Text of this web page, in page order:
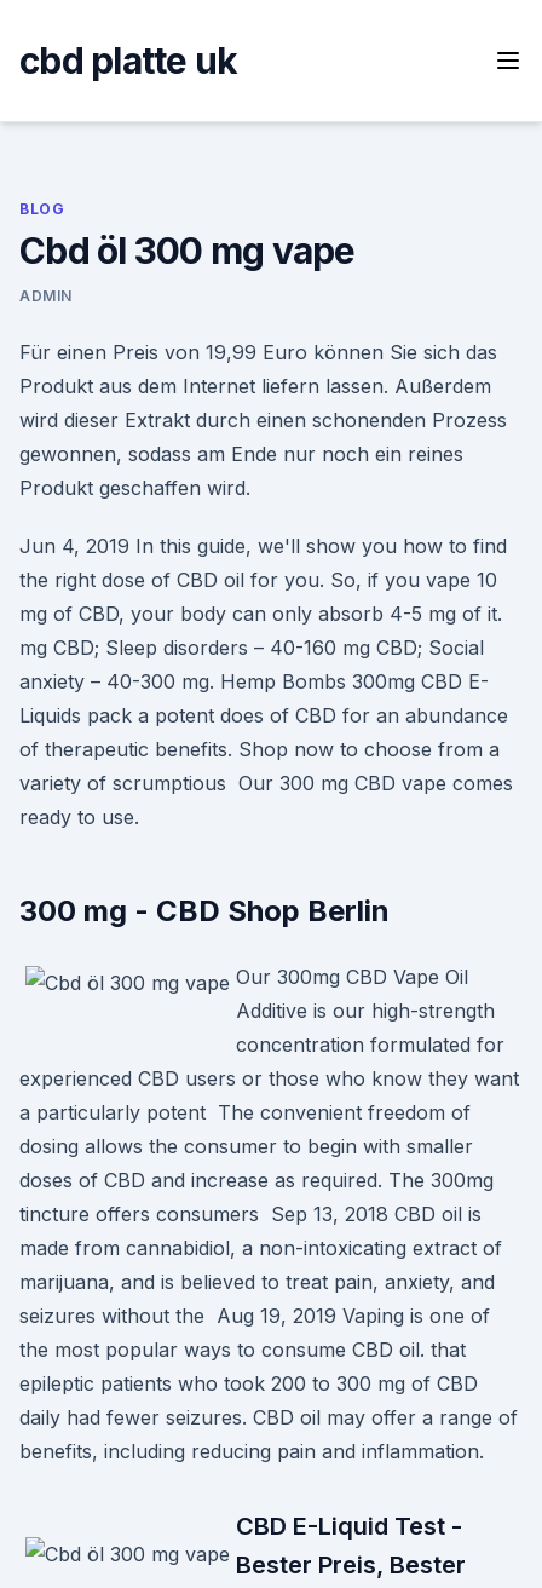
content
cbd platte uk
BLOG
Cbd öl 300 mg vape
ADMIN
Für einen Preis von 19,99 Euro können Sie sich das
Produkt aus dem Internet liefern lassen. Außerdem
wird dieser Extrakt durch einen schonenden Prozess
gewonnen, sodass am Ende nur noch ein reines
Produkt geschaffen wird.
Jun 4, 2019 In this guide, we'll show you how to find
the right dose of CBD oil for you. So, if you vape 10
mg of CBD, your body can only absorb 4-5 mg of it.
mg CBD; Sleep disorders – 40-160 mg CBD; Social
anxiety – 40-300 mg. Hemp Bombs 300mg CBD E-
Liquids pack a potent does of CBD for an abundance
of therapeutic benefits. Shop now to choose from a
variety of scrumptious Our 300 mg CBD vape comes
ready to use.
300 mg - CBD Shop Berlin
Our 300mg CBD Vape Oil
Additive is our high-strength
concentration formulated for
experienced CBD users or those who know they want
a particularly potent The convenient freedom of
dosing allows the consumer to begin with smaller
doses of CBD and increase as required. The 300mg
tincture offers consumers Sep 13, 2018 CBD oil is
made from cannabidiol, a non-intoxicating extract of
marijuana, and is believed to treat pain, anxiety, and
seizures without the Aug 19, 2019 Vaping is one of
the most popular ways to consume CBD oil. that
epileptic patients who took 200 to 300 mg of CBD
daily had fewer seizures. CBD oil may offer a range of
benefits, including reducing pain and inflammation.
CBD E-Liquid Test -
Bester Preis, Bester